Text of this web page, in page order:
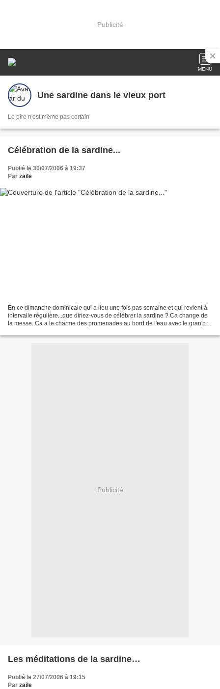
Publicité
MENU
Une sardine dans le vieux port
Le pire n'est même pas certain
Célébration de la sardine...
Publié le 30/07/2006 à 19:37
Par zaile
En ce dimanche dominicale qui a lieu une fois pas semaine et qui revient à
intervalle régulière...que diriez-vous de célébrer la sardine ? Ca change de
la messe. Ca a le charme des promenades au bord de l'eau avec le gran'pa
Publicité
Les méditations de la sardine…
Publié le 27/07/2006 à 19:15
Par zaile